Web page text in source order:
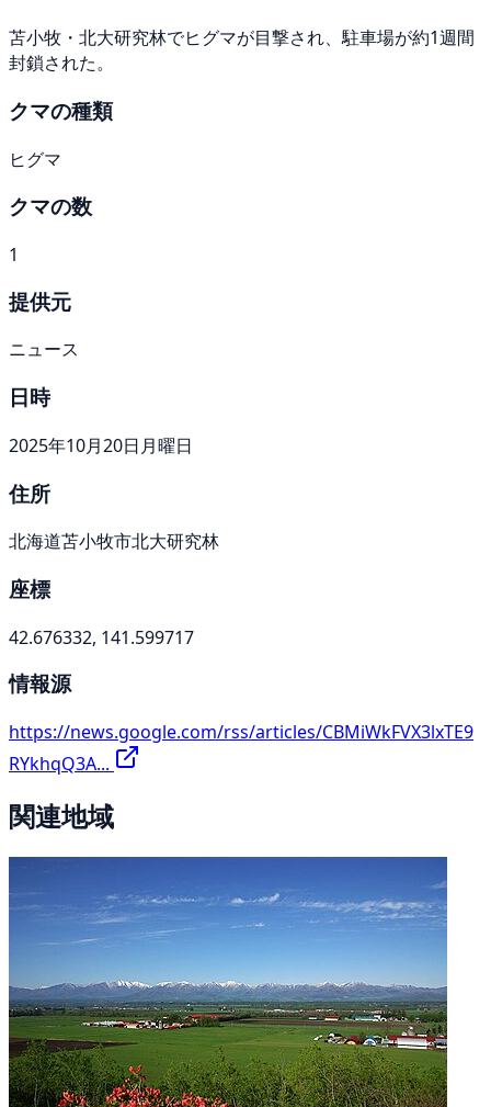
苫小牧・北大研究林でヒグマが目撃され、駐車場が約1週間
封鎖された。
クマの種類
ヒグマ
クマの数
1
提供元
ニュース
日時
2025年10月20日月曜日
住所
北海道苫小牧市北大研究林
座標
42.676332, 141.599717
情報源
https://news.google.com/rss/articles/CBMiWkFVX3lxTE9
RYkhqQ3A...
関連地域